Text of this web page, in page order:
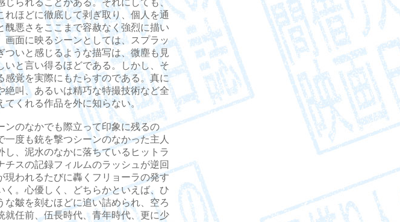
られることがある。それにしても、
ほどに徹底して剥ぎ取り、個人を通
醜悪さをここまで容赦なく強烈に描い
画面に映るシーンとしては、スプラッ
ついと感じるような描写は、微塵も見
いと言い得るほどである。しかし、そ
覚を実際にもたらすのである。真に
叫、あるいは精巧な特撮技術など全
てくれる作品を外に知らない。
のなかでも際立って印象に残るの
度も銃を撃つシーンのなかった主人
、泥水のなかに落ちているヒットラ
スの記録フィルムのラッシュが逆回
われるたびに轟くフリョーラの発す
く。心優しく、どちらかといえば、ひ
皺を刻むほどに追い詰められ、空ろ
任前、伍長時代、青年時代、更に少